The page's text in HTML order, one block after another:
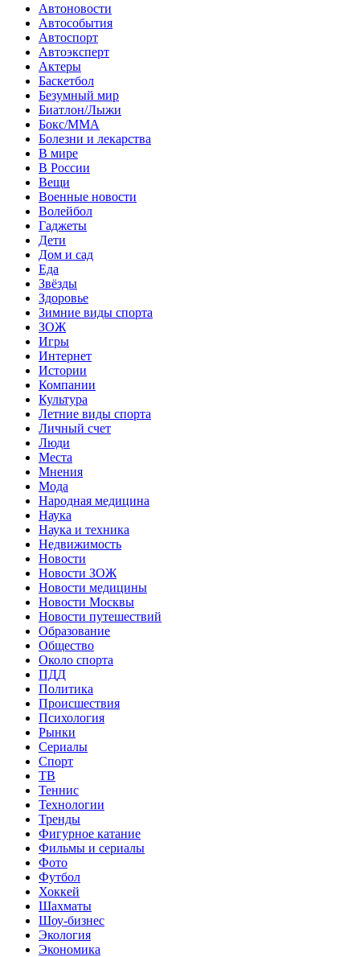
Автоновости
Автособытия
Автоспорт
Автоэксперт
Актеры
Баскетбол
Безумный мир
Биатлон/Лыжи
Бокс/MMA
Болезни и лекарства
В мире
В России
Вещи
Военные новости
Волейбол
Гаджеты
Дети
Дом и сад
Еда
Звёзды
Здоровье
Зимние виды спорта
ЗОЖ
Игры
Интернет
Истории
Компании
Культура
Летние виды спорта
Личный счет
Люди
Места
Мнения
Мода
Народная медицина
Наука
Наука и техника
Недвижимость
Новости
Новости ЗОЖ
Новости медицины
Новости Москвы
Новости путешествий
Образование
Общество
Около спорта
ПДД
Политика
Происшествия
Психология
Рынки
Сериалы
Спорт
ТВ
Теннис
Технологии
Тренды
Фигурное катание
Фильмы и сериалы
Фото
Футбол
Хоккей
Шахматы
Шоу-бизнес
Экология
Экономика